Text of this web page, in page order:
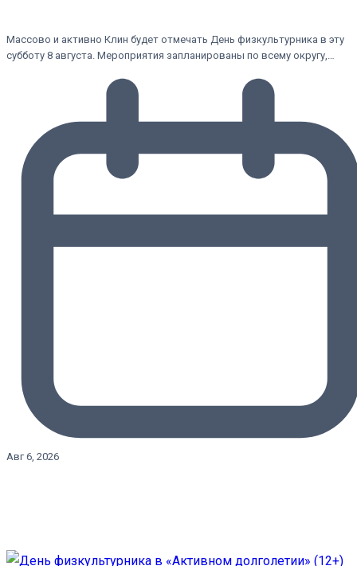
Массово и активно Клин будет отмечать День физкультурника в эту
субботу 8 августа. Мероприятия запланированы по всему округу,…
Авг 6, 2026